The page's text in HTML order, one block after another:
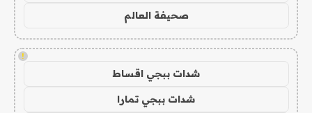
صحيفة العالم
!
شدات ببجي اقساط
شدات ببجي تمارا